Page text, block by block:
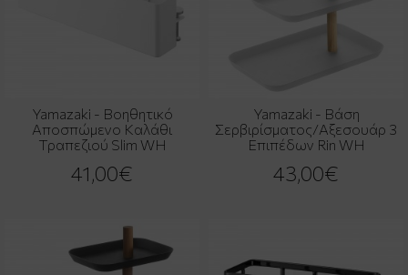
Yamazaki - Βοηθητικό
Αποσπώμενο Καλάθι
Τραπεζιού Slim WH
41,00€
Yamazaki - Βάση
Σερβιρίσματος/Αξεσουάρ 3
Επιπέδων Rin WH
43,00€